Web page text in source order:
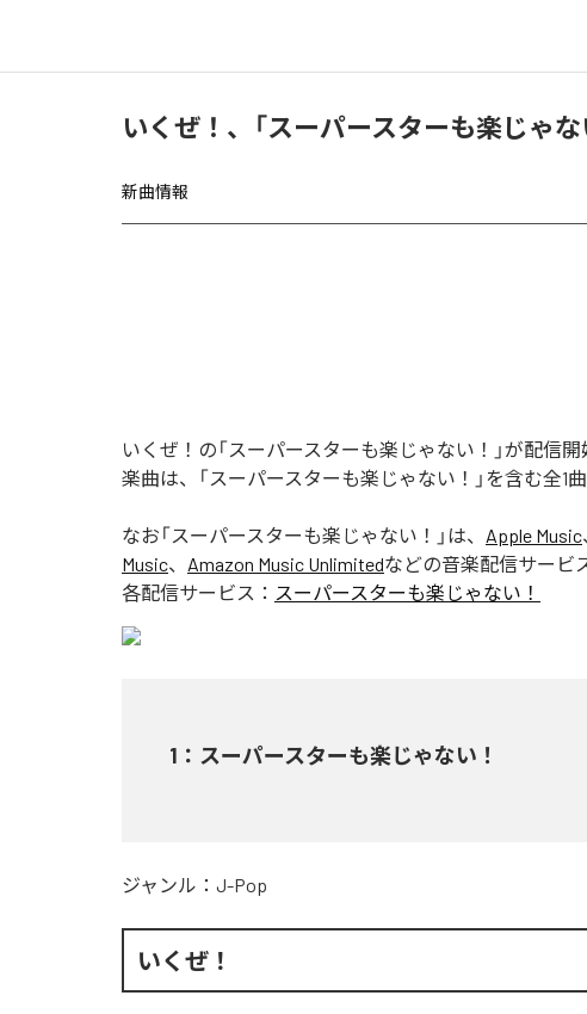
いくぜ！、「スーパースターも楽じゃ
新曲情報
いくぜ！の「スーパースターも楽じゃない！」が配信
楽曲は、「スーパースターも楽じゃない！」を含む全1
なお「スーパースターも楽じゃない！ 」は、 Apple Music
Music、 Amazon Music Unlimitedなどの音楽配信サービ
各配信サービス： スーパースターも楽じゃない！
1 ： スーパースターも楽じゃない！
ジャンル： J-Pop
いくぜ！